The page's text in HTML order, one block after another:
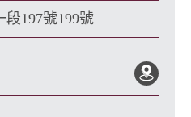
197號199號